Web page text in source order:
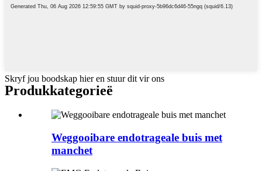
Skryf jou boodskap hier en stuur dit vir ons
Produkkategorieë
Weggooibare endotrageale buis met
manchet